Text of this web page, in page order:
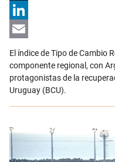
X
LinkedIn
Email
El índice de Tipo de Cambio
componente regional, con
protagonistas de la
Uruguay (BCU).